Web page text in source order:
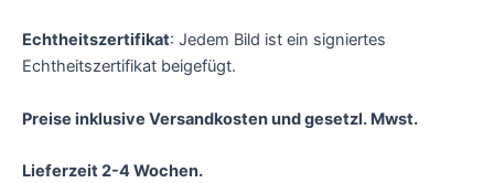
Echtheitszertifikat: Jedem Bild ist ein signiertes
Echtheitszertifikat beigefügt.
Preise inklusive Versandkosten und gesetzl. Mwst.
Lieferzeit 2-4 Wochen.